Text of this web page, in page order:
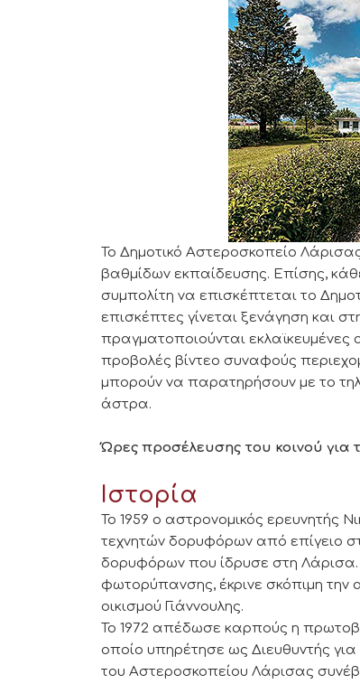
Το Δημοτικό Αστεροσκοπείο
βαθμίδων εκπαίδευσης. Επίσης,
συμπολίτη να επισκέπτεται το
επισκέπτες γίνεται ξενάγηση και
πραγματοποιούνται εκλαϊκευμένες
προβολές βίντεο συναφούς
μπορούν να παρατηρήσουν με το
άστρα.
Ώρες προσέλευσης του κοινού για
Ιστορία
Το 1959 ο αστρονομικός ερευνητής
τεχνητών δορυφόρων από επίγειο
δορυφόρων που ίδρυσε στη Λάρισα.
φωτορύπανσης, έκρινε σκόπιμη την
οικισμού Γιάννουλης.
Το 1972 απέδωσε καρπούς η
οποίο υπηρέτησε ως Διευθυντής
του Αστεροσκοπείου Λάρισας